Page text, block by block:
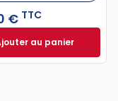
limitée à 37,00 €
€ TTC
au panier
Code de